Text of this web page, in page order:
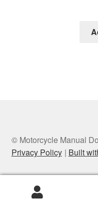
© Motorcycle Manual
Privacy Policy
Built